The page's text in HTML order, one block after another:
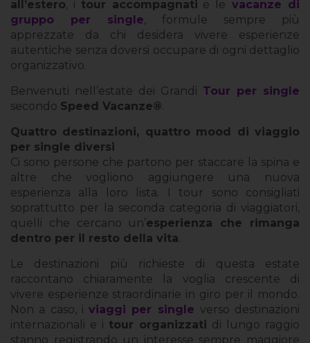
all’estero, i tour accompagnati e le vacanze di
gruppo per single, formule sempre più
apprezzate da chi desidera vivere esperienze
autentiche senza doversi occupare di ogni dettaglio
organizzativo.
Benvenuti nell’estate dei Grandi Tour per single
secondo Speed Vacanze®.
Quattro destinazioni, quattro mood di viaggio
per single diversi
Ci sono persone che partono per staccare la spina e
altre che vogliono aggiungere una nuova
esperienza alla loro lista. I tour sono consigliati
soprattutto per la seconda categoria di viaggiatori,
quelli che cercano un’esperienza che rimanga
dentro per il resto della vita.
Le destinazioni più richieste di questa estate
raccontano chiaramente la voglia crescente di
vivere esperienze straordinarie in giro per il mondo.
Non a caso, i viaggi per single verso destinazioni
internazionali e i tour organizzati di lungo raggio
stanno registrando un interesse sempre maggiore